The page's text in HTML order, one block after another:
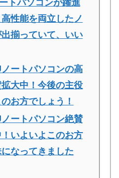
性能を両立したノ
揃っていて、いい
ートパソコンの高
大中！今後の主役
お方でしょう！
ートパソコン絶賛
いよいよこのお方
なってきました